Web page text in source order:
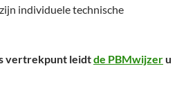
individuele technische
vertrekpunt leidtde PBMwijzeru